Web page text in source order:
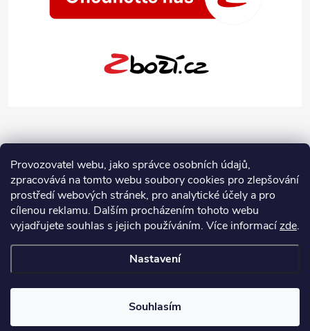
Provozovatel webu, jako správce osobních údajů,
zpracovává na tomto webu soubory cookies pro zlepšování
prostředí webových stránek, pro analytické účely a pro
cílenou reklamu. Dalším procházením tohoto webu
vyjadřujete souhlas s jejich používáním. Více informacízde.
Nastavení
Souhlasím
nastavení cookies